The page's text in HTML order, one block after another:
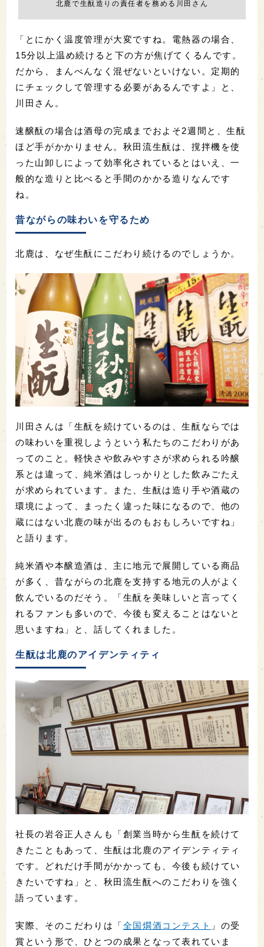
北鹿で生酛造りの責任者を務める川田さん
「とにかく温度管理が大変ですね。電熱器の場合、
15分以上温め続けると下の方が焦げてくるんです。
だから、まんべんなく混ぜないといけない。定期的
にチェックして管理する必要があるんですよ」と、
川田さん。
速醸酛の場合は酒母の完成までおよそ2週間と、生酛
ほど手がかかりません。秋田流生酛は、撹拌機を使
った山卸しによって効率化されているとはいえ、一
般的な造りと比べると手間のかかる造りなんです
ね。
昔ながらの味わいを守るため
北鹿は、なぜ生酛にこだわり続けるのでしょうか。
川田さんは「生酛を続けているのは、生酛ならでは
の味わいを重視しようという私たちのこだわりがあ
ってのこと。軽快さや飲みやすさが求められる吟醸
系とは違って、純米酒はしっかりとした飲みごたえ
が求められています。また、生酛は造り手や酒蔵の
環境によって、まったく違った味になるので、他の
蔵にはない北鹿の味が出るのもおもしろいですね」
と語ります。
純米酒や本醸造酒は、主に地元で展開している商品
が多く、昔ながらの北鹿を支持する地元の人がよく
飲んでいるのだそう。「生酛を美味しいと言ってく
れるファンも多いので、今後も変えることはないと
思いますね」と、話してくれました。
生酛は北鹿のアイデンティティ
社長の岩谷正人さんも「創業当時から生酛を続けて
きたこともあって、生酛は北鹿のアイデンティティ
です。どれだけ手間がかかっても、今後も続けてい
きたいですね」と、秋田流生酛へのこだわりを強く
語っています。
実際、そのこだわりは「全国燗酒コンテスト 」の受
賞という形で、ひとつの成果となって表れていま